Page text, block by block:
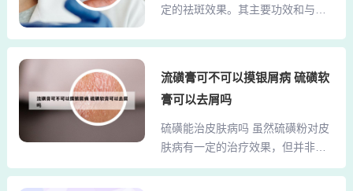
验证实仙人掌有抑菌作用，不仅对
急、慢性炎症都有明显...
病也有一定的治疗效果。然而，对
日后症状可能会自行缓解。尽管复
方醋酸氟轻松酊对于一些皮肤问题
用。在药物的组分中醋酸氟轻松是
糖皮质激素类药物，具有比较强的
抗炎作用，可以使炎症部位的血...
定的祛斑效果。其主要功效和与祛
效：臭氧油中的活性氧对子宫卵巢
调理气血、活性子宫卵巢细胞、提
高血循环以及清除氧自由基等方
式，从源头上解决美容养颜、去斑
去皱纹的问题。抗菌杀菌防感染 臭
细菌问题具有抗菌杀菌作用，有效
流磺膏可不可以摸银屑病 硫磺软
膏可以去屑吗
硫磺能治皮肤病吗 虽然硫磺粉对皮
肤病有一定的治疗效果，但并非所
有皮肤病都适合使用硫磺粉治疗。